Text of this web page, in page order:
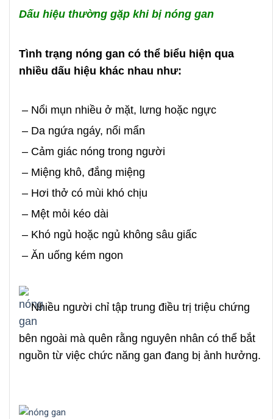
Dấu hiệu thường gặp khi bị nóng gan
Tình trạng nóng gan có thể biểu hiện qua
nhiều dấu hiệu khác nhau như:
– Nổi mụn nhiều ở mặt, lưng hoặc ngực
– Da ngứa ngáy, nổi mẩn
– Cảm giác nóng trong người
– Miệng khô, đắng miệng
– Hơi thở có mùi khó chịu
– Mệt mỏi kéo dài
– Khó ngủ hoặc ngủ không sâu giấc
– Ăn uống kém ngon
Nhiều người chỉ tập trung điều trị triệu chứng
bên ngoài mà quên rằng nguyên nhân có thể bắt
nguồn từ việc chức năng gan đang bị ảnh hưởng.